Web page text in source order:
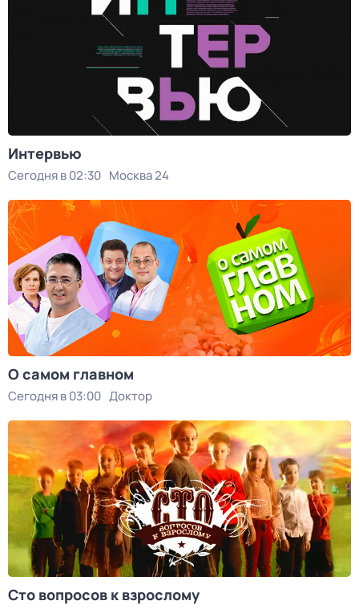
Интервью
Сегодня в 02:30 Москва 24
О самом главном
Сегодня в 03:00 Доктор
Сто вопросов к взрослому